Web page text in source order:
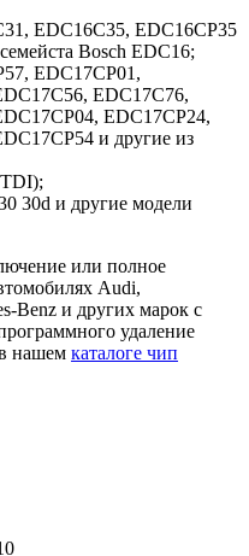
EDC16C35, EDC16CP35
Bosch EDC16;
EDC17CP01,
EDC17C76,
EDC17CP24,
и другие из
30d и другие модели
или полное
Audi,
Benz и других марок с
удаление
нашем каталоге чип